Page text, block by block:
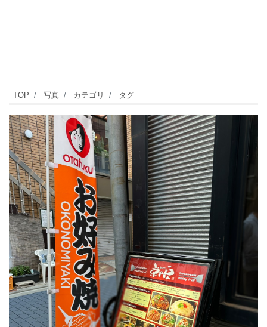
自
由
が
丘
の
街
で
お
好
み
焼
き
の
TOP 写真 カテゴリ タグ